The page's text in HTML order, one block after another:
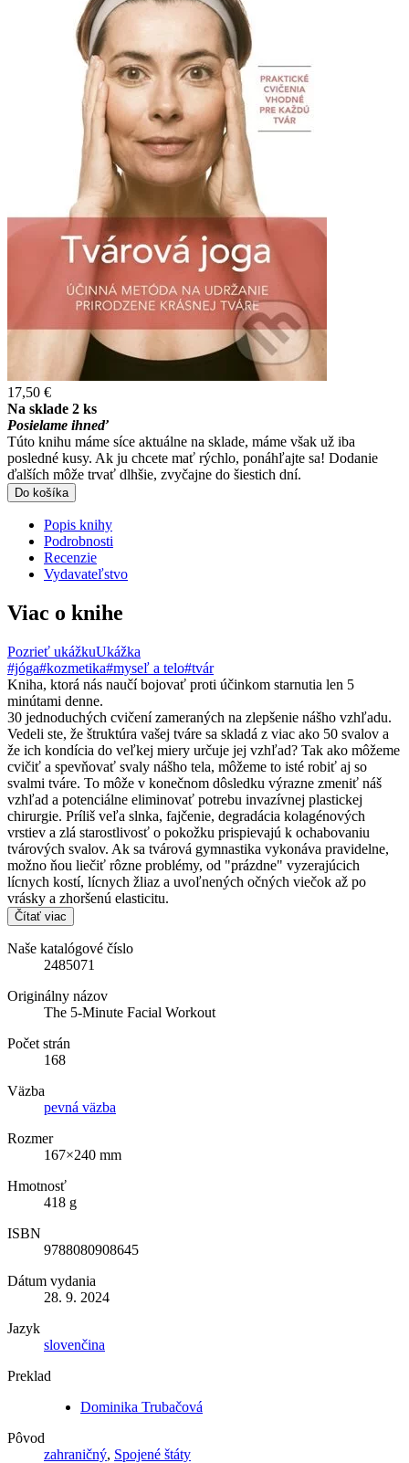
17,50 €
Na sklade 2 ks
Posielame ihneď
Túto knihu máme síce aktuálne na sklade, máme však už iba
posledné kusy. Ak ju chcete mať rýchlo, ponáhľajte sa! Dodanie
ďalších môže trvať dlhšie, zvyčajne do šiestich dní.
Do košíka
Popis knihy
Podrobnosti
Recenzie
Vydavateľstvo
Viac o knihe
Pozrieť ukážkuUkážka
#jóga#kozmetika#myseľ a telo#tvár
Kniha, ktorá nás naučí bojovať proti účinkom starnutia len 5
minútami denne.
30 jednoduchých cvičení zameraných na zlepšenie nášho vzhľadu.
Vedeli ste, že štruktúra vašej tváre sa skladá z viac ako 50 svalov a
že ich kondícia do veľkej miery určuje jej vzhľad? Tak ako môžeme
cvičiť a spevňovať svaly nášho tela, môžeme to isté robiť aj so
svalmi tváre. To môže v konečnom dôsledku výrazne zmeniť náš
vzhľad a potenciálne eliminovať potrebu invazívnej plastickej
chirurgie. Príliš veľa slnka, fajčenie, degradácia kolagénových
vrstiev a zlá starostlivosť o pokožku prispievajú k ochabovaniu
tvárových svalov. Ak sa tvárová gymnastika vykonáva pravidelne,
možno ňou liečiť rôzne problémy, od "prázdne" vyzerajúcich
lícnych kostí, lícnych žliaz a uvoľnených očných viečok až po
vrásky a zhoršenú elasticitu.
Čítať viac
Naše katalógové číslo
2485071
Originálny názov
The 5-Minute Facial Workout
Počet strán
168
Väzba
pevná väzba
Rozmer
167×240 mm
Hmotnosť
418 g
ISBN
9788080908645
Dátum vydania
28. 9. 2024
Jazyk
slovenčina
Preklad
Dominika Trubačová
Pôvod
zahraničný, Spojené štáty